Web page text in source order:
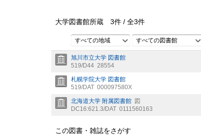
大学図書館所蔵 3件 / 全3件
すべての地域 すべての図書館
旭川市立大学 図書館
519/D44 28554
札幌学院大学 図書館
519/DAT 000097580X
北海道大学 附属図書館 図
DC16:621.3/DAT 0111560163
この図書・雑誌をさがす